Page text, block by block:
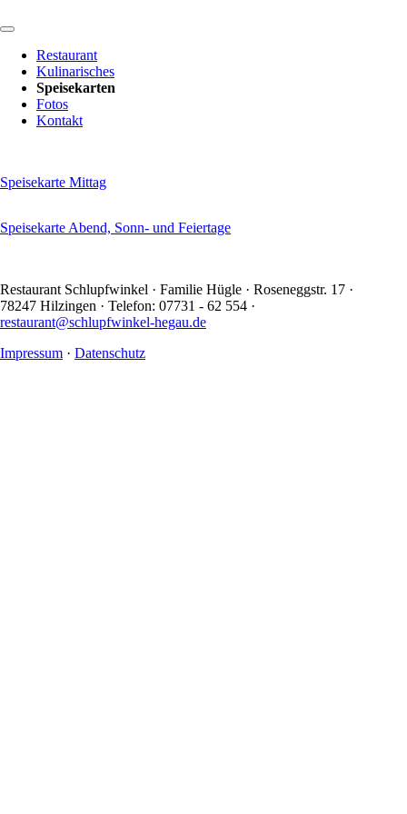
Navigation
Restaurant
Kulinarisches
Speisekarten
Fotos
Kontakt
Speisekarte Mittag
Speisekarte Abend, Sonn- und Feiertage
Restaurant Schlupfwinkel · Familie Hügle · Roseneggstr. 17 ·
78247 Hilzingen · Telefon: 07731 - 62 554 ·
restaurant@schlupfwinkel-hegau.de
Impressum · Datenschutz